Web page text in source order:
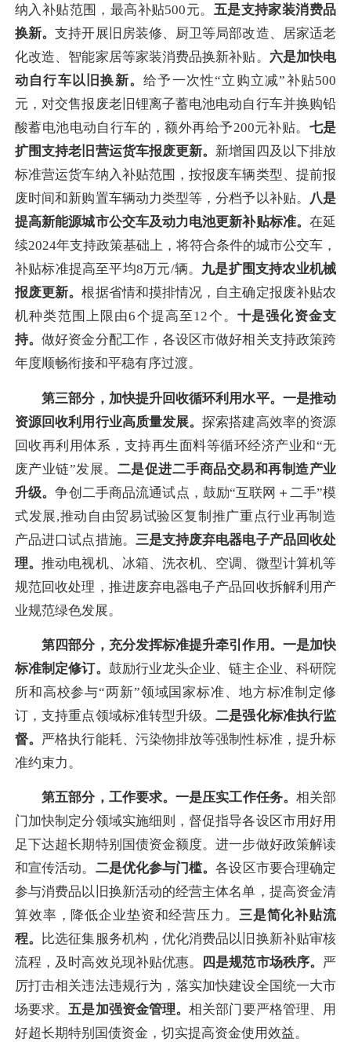
纳入补贴范围，最高补贴500元。 五是支持家装消费品
换新。支持开展旧房装修、厨卫等局部改造、居家适老
化改造、智能家居等家装消费品换新补贴。 六是加快电
动自行车以旧换新。给予一次性“立购立减”补贴500
元，对交售报废老旧锂离子蓄电池电动自行车并换购铅
酸蓄电池电动自行车的，额外再给予200元补贴。 七是
扩围支持老旧营运货车报废更新。 新增国四及以下排放
标准营运货车纳入补贴范围，按报废车辆类型、提前报
废时间和新购置车辆动力类型等，分档予以补贴。 八是
提高新能源城市公交车及动力电池更新补贴标准。 在延
续2024年支持政策基础上，将符合条件的城市公交车，
补贴标准提高至平均8万元/辆。 九是扩围支持农业机械
报废更新。根据省情和摸排情况，自主确定报废补贴农
机种类范围上限由6个提高至12个。 十是强化资金支
持。做好资金分配工作，各设区市做好相关支持政策跨
年度顺畅衔接和平稳有序过渡。
第三部分，加快提升回收循环利用水平。一是推动
资源回收利用行业高质量发展。探索搭建高效率的资源
回收再利用体系，支持再生面料等循环经济产业和“无
废产业链”发展。 二是促进二手商品交易和再制造产业
升级。争创二手商品流通试点，鼓励“互联网＋二手”模
式发展,推动自由贸易试验区复制推广重点行业再制造
产品进口试点措施。 三是支持废弃电器电子产品回收处
理。推动电视机、冰箱、洗衣机、空调、微型计算机等
规范回收处理，推进废弃电器电子产品回收拆解利用产
业规范绿色发展。
第四部分，充分发挥标准提升牵引作用。一是加快
标准制定修订。 鼓励行业龙头企业、链主企业、科研院
所和高校参与“两新”领域国家标准、地方标准制定修
订，支持重点领域标准转型升级。二是强化标准执行监
督。 严格执行能耗、污染物排放等强制性标准，提升标
准约束力。
第五部分，工作要求。一是压实工作任务。 相关部
门加快制定分领域实施细则，督促指导各设区市用好用
足下达超长期特别国债资金额度。进一步做好政策解读
和宣传活动。 二是优化参与门槛。各设区市要合理确定
参与消费品以旧换新活动的经营主体名单，提高资金清
算效率，降低企业垫资和经营压力。 三是简化补贴流
程。 比选征集服务机构，优化消费品以旧换新补贴审核
流程，及时高效兑现补贴优惠。
四是规范市场秩序。 严
厉打击相关违法违规行为，落实加快建设全国统一大市
场要求。五是加强资金管理。相关部门要严格管理、用
好超长期特别国债资金，切实提高资金使用效益。